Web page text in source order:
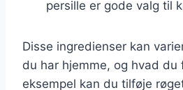
persille er gode valg til
Disse ingredienser kan
du har hjemme, og hvad
eksempel kan du tilføje